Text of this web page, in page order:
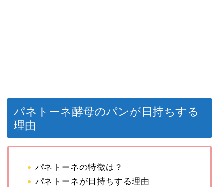
パネトーネ酵母のパンが日持ちする
理由
パネトーネの特徴は？
パネトーネが日持ちする理由